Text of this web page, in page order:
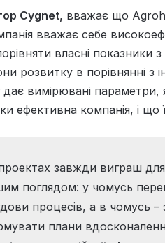
Cygnet, вважає що
вважає себе
власні показники
розвитку в порівнянні
дає вимірювані
ефективна компанія, і
завжди виграш
поглядом: у чомусь
процесів, а в чомусь
плани